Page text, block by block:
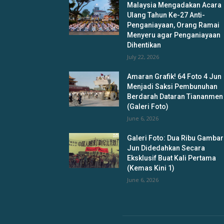
Malaysia Mengadakan Acara
Ulang Tahun Ke-27 Anti-
Penganiayaan, Orang Ramai
Menyeru agar Penganiayaan
Dihentikan
July 22, 2026
Amaran Grafik! 64 Foto 4 Jun
Menjadi Saksi Pembunuhan
Berdarah Dataran Tiananmen
(Galeri Foto)
June 6, 2026
Galeri Foto: Dua Ribu
Jun Didedahkan Secara
Eksklusif Buat Kali Pertama
(Kemas Kini 1)
June 6, 2026